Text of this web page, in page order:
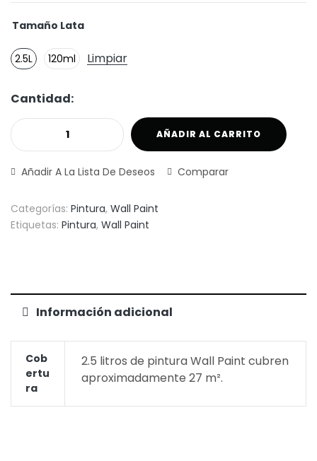
Tamaño Lata
2.5L 120ml Limpiar
Cantidad:
AÑADIR AL CARRITO
Añadir A La Lista De Deseos Comparar
Categorías: Pintura, Wall Paint
Etiquetas: Pintura, Wall Paint
Información adicional
Cob
Ertu
Ra
2.5 litros de pintura Wall Paint cubren
aproximadamente 27 m².